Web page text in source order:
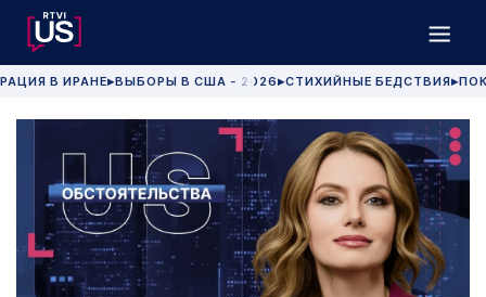
В ИРАНЕ▶ВЫБОРЫ В США - 2026 ▶СТИХИЙНЫЕ БЕДСТВИЯ▶